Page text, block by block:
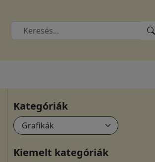
Kategóriák
Kiemelt kategóriák